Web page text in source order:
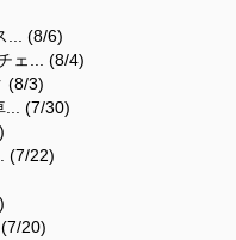
... (8/6)
ェ... (8/4)
(8/3)
... (7/30)
(7/22)
20)